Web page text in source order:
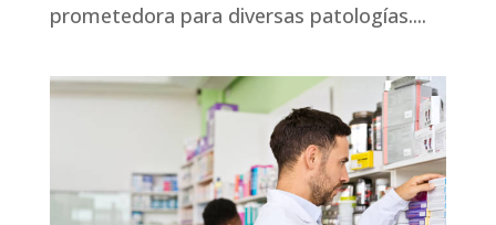
prometedora para diversas patologías....